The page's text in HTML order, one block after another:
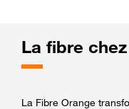
La fibre
La Fibre Orange